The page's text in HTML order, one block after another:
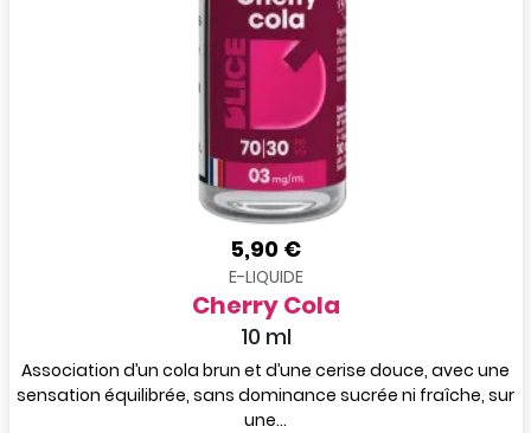
5,90 €
E-LIQUIDE
Cherry Cola
10 ml
Association d’un cola brun et d’une cerise douce, avec une
sensation équilibrée, sans dominance sucrée ni fraîche, sur
une...